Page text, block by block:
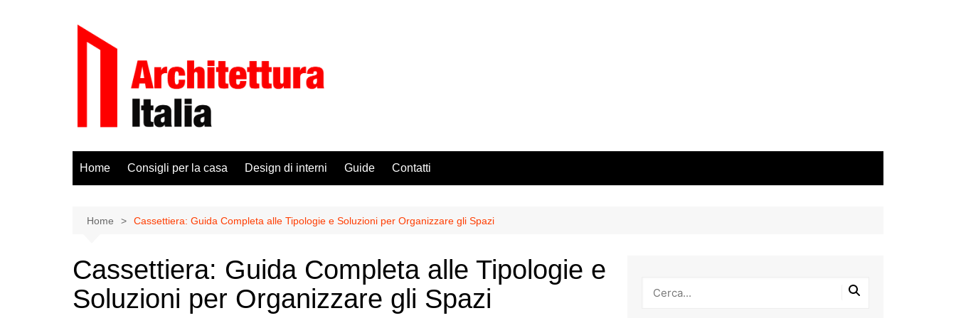
Home Consigli per la casa Design di interni Guide Contatti
Home Cassettiera: Guida Completa alle Tipologie e Soluzioni per Organizzare gli Spazi
Cassettiera: Guida Completa alle Tipologie e
Soluzioni per Organizzare gli Spazi